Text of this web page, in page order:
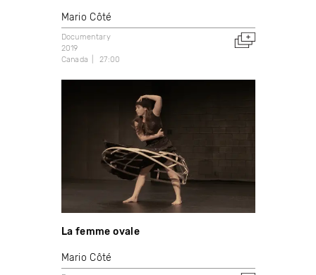
Mario Côté
Documentary
2019
Canada
27:00
La femme ovale
Mario Côté